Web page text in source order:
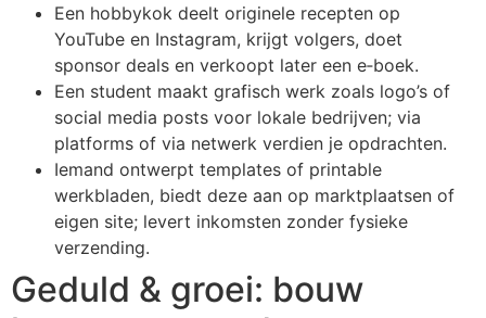
Een hobbykok deelt originele recepten op
YouTube en Instagram, krijgt volgers, doet
sponsor­ deals en verkoopt later een e‑boek.
Een student maakt grafisch werk zoals logo’s of
social media posts voor lokale bedrijven; via
platforms of via netwerk verdien je opdrachten.
Iemand ontwerpt templates of printable
werkbladen, biedt deze aan op marktplaatsen of
eigen site; levert inkomsten zonder fysieke
verzending.
Geduld & groei: bouw